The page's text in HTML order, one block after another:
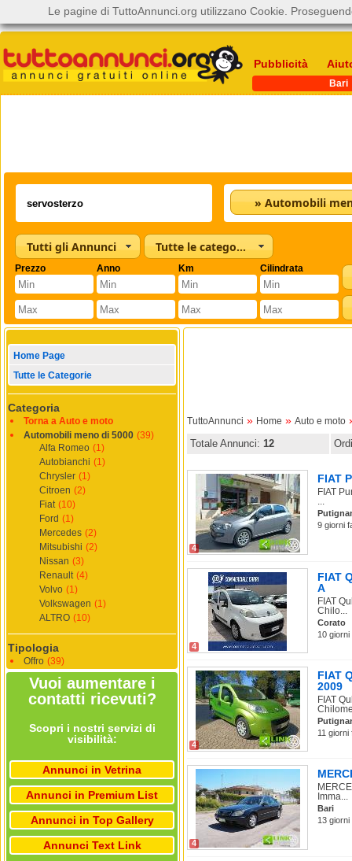
Pubblicità
Bari
Tutti gli Annunci Tutte le categorie
Prezzo Anno Km Cilindrata
Home Page
Tutte le Categorie
Categoria
Torna a Auto e moto
Automobili meno di 5000 (39)
Alfa Romeo (1)
Autobianchi (1)
Chrysler (1)
Citroen (2)
Fiat (10)
Ford (1)
Mercedes (2)
Mitsubishi (2)
Nissan (3)
Renault (4)
Volvo (1)
Volkswagen (1)
ALTRO (10)
Tipologia
Offro (39)
Vuoi aumentare i
contatti ricevuti?
Scopri i nostri servizi di
visibilità:
Annunci in Vetrina
Annunci in Premium List
Annunci in Top Gallery
Annunci Text Link
TuttoAnnunci » Home » Auto e moto
Totale Annunci: 12
4
FIAT
FIAT
...
9 giorni
4
FIAT
A
FIAT
Chilo...
Corato
10
4
FIAT
2009
FIAT
11 giorni
4
Imma...
Bari
13
Le pagine di TuttoAnnunci.org utilizzano Cookie.